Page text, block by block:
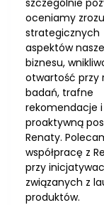
oceniamy
strategicznych
aspektów
biznesu,
otwartość przy
badań, trafne
rekomendacje i
proaktywną
Renaty.
współpracę z
przy
związanych z
produktów.